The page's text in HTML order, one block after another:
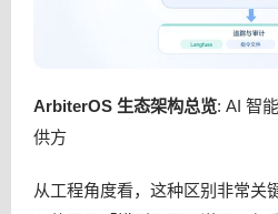
ArbiterOS 生态架构总览: AI 智
供方
从工程角度看，这种区别非常关